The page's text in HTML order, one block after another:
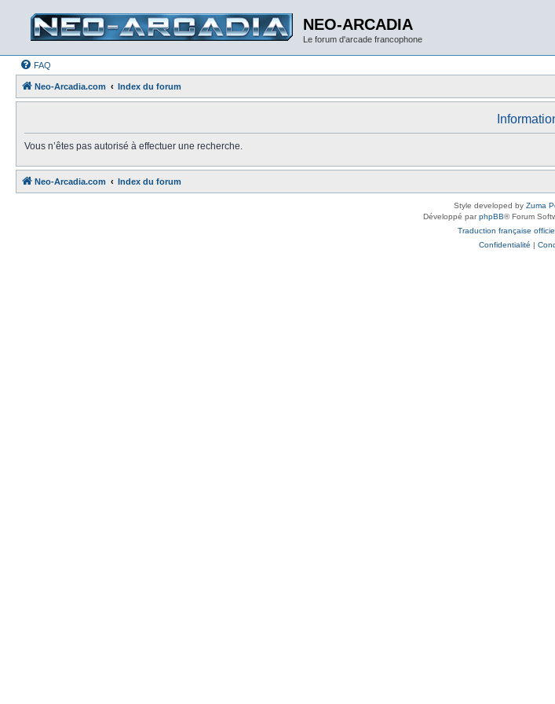
NEO-ARCADIA
Le forum d'arcade francophone
FAQ
Neo-Arcadia.com Index du forum
Vous n’êtes pas autorisé à effectuer une recherche.
Neo-Arcadia.com Index du forum
Style developed by Zuma
Développé parphpBB® Forum
Traduction française
Confidentialité |